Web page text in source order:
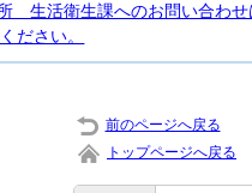
生活衛生課へのお問い合わせ
ださい。
前のページへ戻る
トップページへ戻る